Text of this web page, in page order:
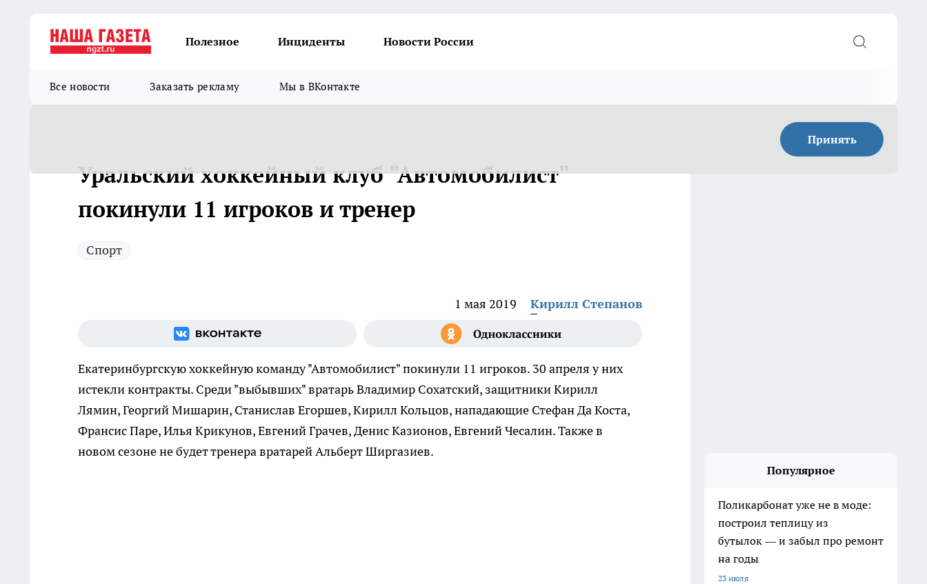
Полезное Инциденты Новости России
Все новости Заказать рекламу Мы в ВКонтакте
Принять
Уральский хоккейный клуб "Автомобилист"
покинули 11 игроков и тренер
Спорт
1 мая 2019 Кирилл Степанов
Екатеринбургскую хоккейную команду "Автомобилист" покинули 11 игроков. 30 апреля у них
истекли контракты. Среди "выбывших" вратарь Владимир Сохатский, защитники Кирилл
Лямин, Георгий Мишарин, Станислав Егоршев, Кирилл Кольцов, нападающие Стефан Да Коста,
Франсис Паре, Илья Крикунов, Евгений Грачев, Денис Казионов, Евгений Чесалин. Также в
новом сезоне не будет тренера вратарей Альберт Ширгазиев.
Популярное
Поликарбонат уже не в моде:
построил теплицу из
бутылок — и забыл про ремонт
на годы
23 июля